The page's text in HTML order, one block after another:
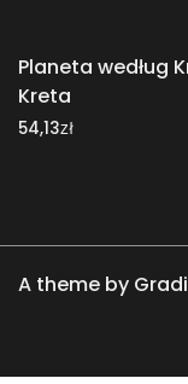
Planeta według
Kreta
54,13zł
A theme by